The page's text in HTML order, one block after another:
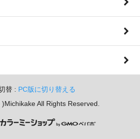
替 : PC版に切り替える
All Rights Reserved.